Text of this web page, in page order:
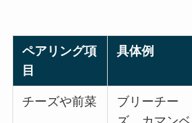
ペアリング項
目
具体例
チーズや前菜
ブリーチー